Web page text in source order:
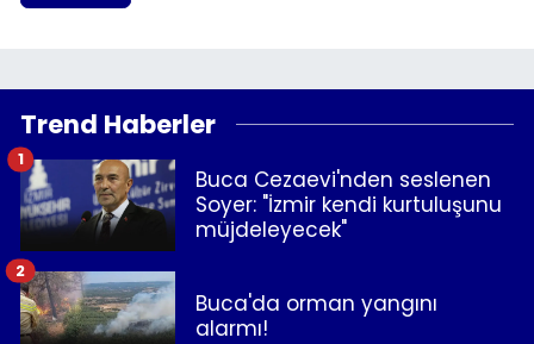
Trend Haberler
Buca Cezaevi'nden seslenen
Soyer: "İzmir kendi kurtuluşunu
müjdeleyecek"
1
Buca'da orman yangını
alarmı!
2